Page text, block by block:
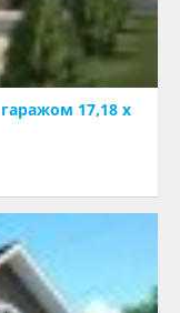
17,18 х